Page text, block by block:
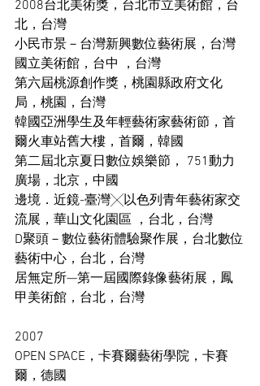
2008台北美術獎，台北市立美術館，台
北，台灣
小民市景－台灣新興數位藝術展，台灣
國立美術館，台中 ，台灣
第六屆桃源創作獎，桃園縣政府文化
局，桃園，台灣
韓國亞洲學生及年輕藝術家藝術節，首
爾火車站舊大樓，首爾，韓國
第二屆北京夏日數位娛樂節， 751動力
廣場，北京，中國
邊境．近鏡-臺灣╳以色列青年藝術家交
流展，華山文化園區 ，台北，台灣
D聚頭－數位藝術體驗聚作展，台北數位
藝術中心，台北，台灣
居無定所—第一屆國際錄像藝術展，鳳
甲美術館，台北，台灣
2007
OPEN SPACE，卡賽爾藝術學院，卡賽
爾，德國